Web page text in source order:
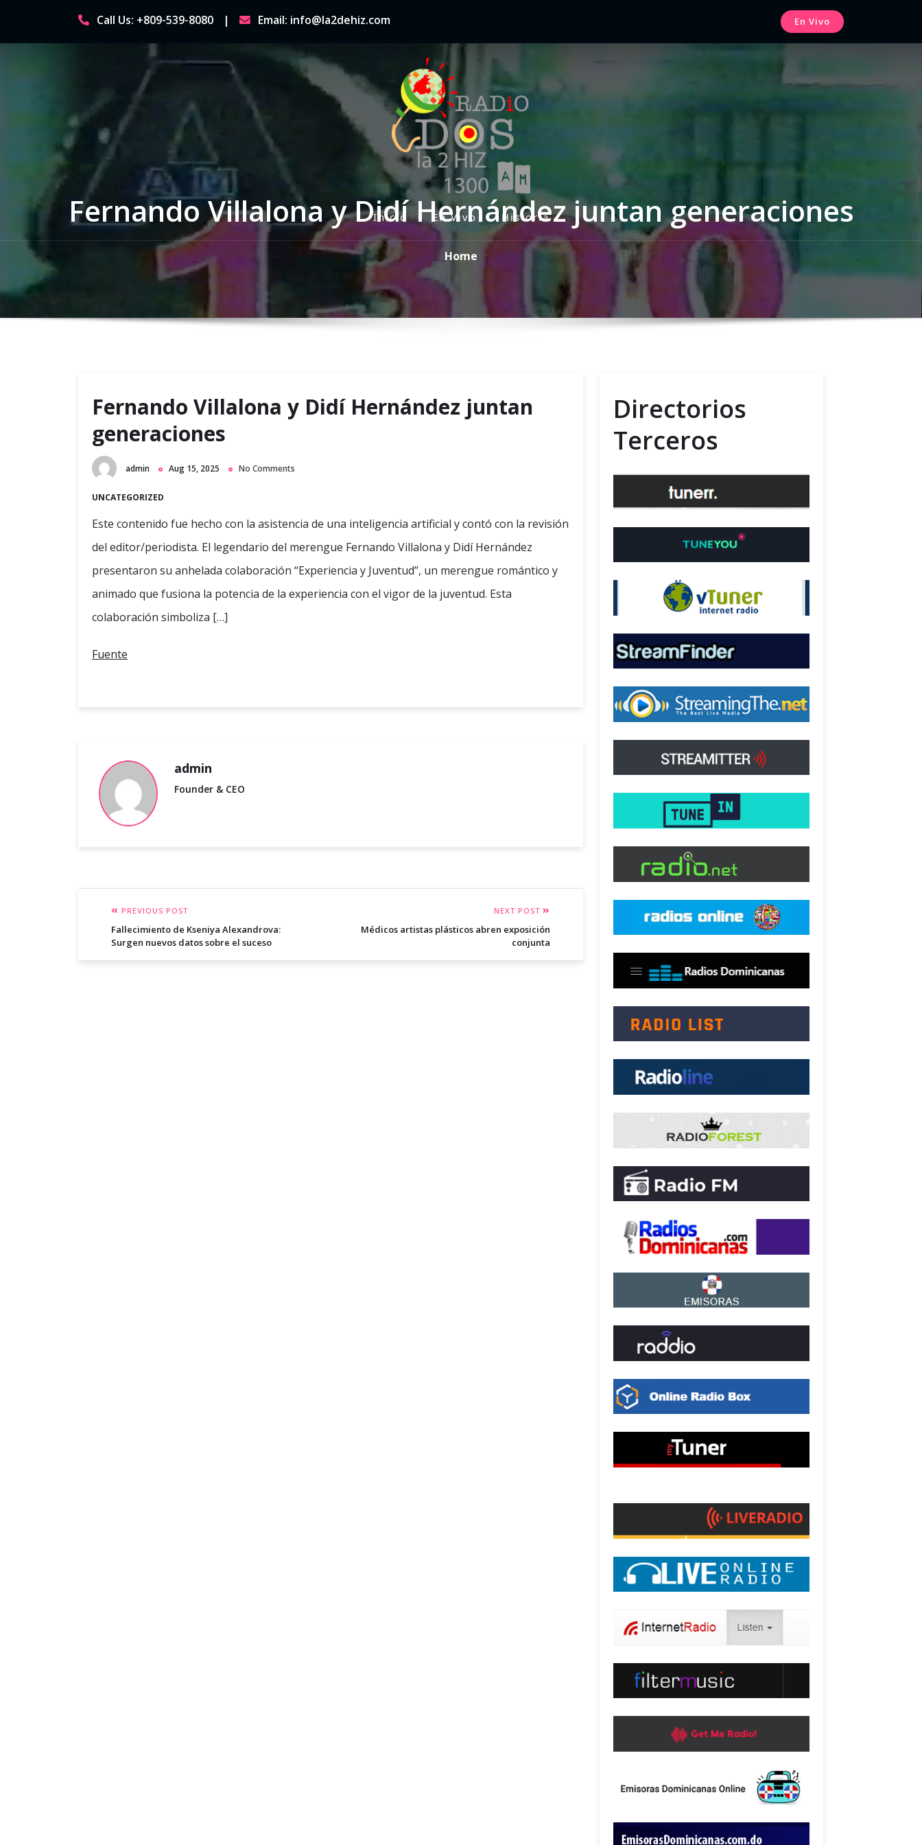
content
Call Us: +809-539-8080 Email: info@la2dehiz.com En Vivo
P
r
i
a
r
n
u
Inicio En Vivo Historia
Fernando Villalona y Didí Hernández juntan generaciones
Home
Fernando Villalona y Didí Hernández juntan
generaciones
admin Aug 15, 2025 No Comments
UNCATEGORIZED
Este contenido fue hecho con la asistencia de una inteligencia artificial y contó con la revisión
del editor/periodista. El legendario del merengue Fernando Villalona y Didí Hernández
presentaron su anhelada colaboración “Experiencia y Juventud”, un merengue romántico y
animado que fusiona la potencia de la experiencia con el vigor de la juventud. Esta
colaboración simboliza […]
Fuente
admin
Founder & CEO
PREVIOUS POST
Fallecimiento de Kseniya Alexandrova:
Surgen nuevos datos sobre el suceso
NEXT POST
Médicos artistas plásticos abren exposición
conjunta
Directorios
Terceros